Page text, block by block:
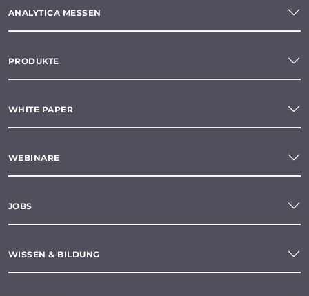
ANALYTICA MESSEN
PRODUKTE
WHITE PAPER
WEBINARE
JOBS
WISSEN & BILDUNG